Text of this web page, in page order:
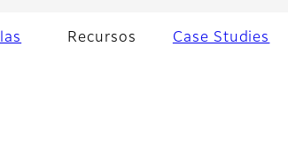
Recursos Case Studies